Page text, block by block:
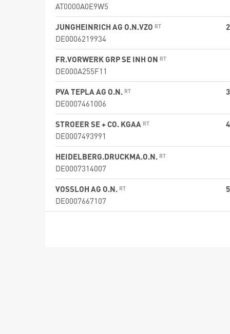
AT0000A0E9W5
JUNGHEINRICH AG O.N.VZO
DE0006219934
FR.VORWERK GRP SE INH ON
DE000A255F11
PVA TEPLA AG O.N.
DE0007461006
STROEER SE + CO. KGAA
DE0007493991
HEIDELBERG.DRUCKMA.O.N.
DE0007314007
VOSSLOH AG O.N.
DE0007667107